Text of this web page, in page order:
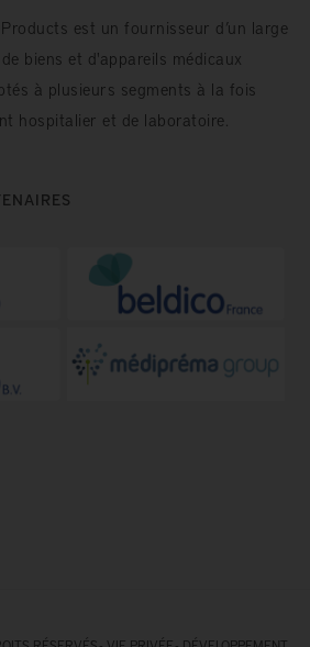
est un fournisseur d’un large
biens et d'appareils médicaux
à plusieurs segments à la fois
hospitalier et de laboratoire.